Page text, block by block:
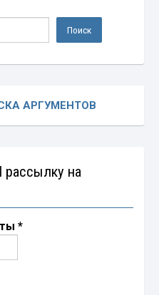
АРГУМЕНТОВ
рассылку на
*